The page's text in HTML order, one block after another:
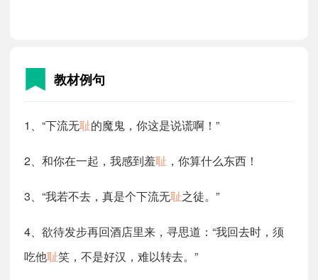
教材例句
1、“下流无耻的魔鬼，你这是说谎啊！”
2、和你在一起，我感到羞耻 ，你算什么东西！
3、“我若不去，真是个下流无耻之徒。”
4、欲待发步再回酒店里来，寻思道：“我回去时，须
吃他耻笑，不是好汉，难以转去。”